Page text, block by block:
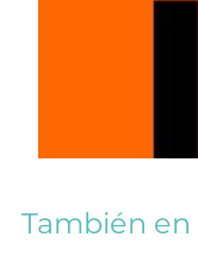
También en